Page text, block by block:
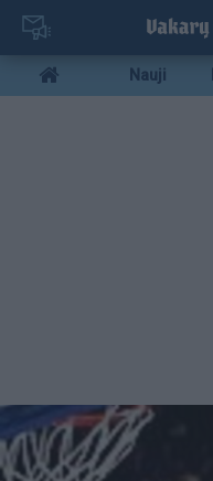
Pereiti
pagrindinį
turinį
Mobile
menu
Nauji